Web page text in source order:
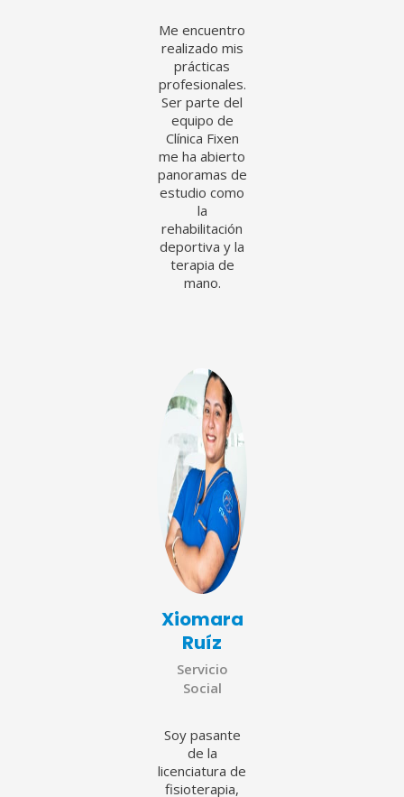
Me encuentro
realizado mis
prácticas
profesionales.
Ser parte del
equipo de
Clínica Fixen
me ha abierto
panoramas de
estudio como
la
rehabilitación
deportiva y la
terapia de
mano.
Xiomara
Ruíz
Servicio
Social
Soy pasante
de la
licenciatura de
fisioterapia,